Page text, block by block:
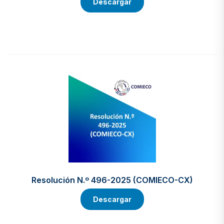
Resolución N.º 496-2025 (COMIECO-CX)
Descargar